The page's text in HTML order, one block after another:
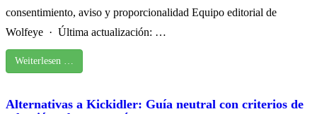
consentimiento, aviso y proporcionalidad Equipo editorial de
Wolfeye · Última actualización: …
Weiterlesen …
Alternativas a Kickidler: Guía neutral con criterios de